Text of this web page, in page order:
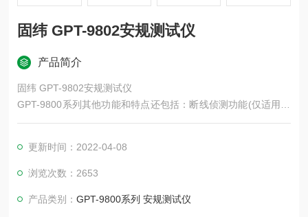
固纬 GPT-9802安规测试仪
产品简介
固纬 GPT-9802安规测试仪
GPT-9800系列其他功能和特点还包括：断线侦测功能(仅适用于
接地阻抗测试)，以避免断线造成量测结果的误判、100组记忆组
测试、前板遥控端子座/后板Signal I/O，提供客户以更便捷及符
合需要的方式来控制安规测试器之输出/中止。
更新时间：2022-04-08
浏览次数：2653
产品类别：GPT-9800系列 安规测试仪